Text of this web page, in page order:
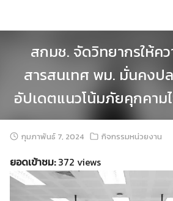
สกมช. จัดวิทยากรให้ค
สารสนเทศ พม. มั่นคงป
อัปเดตแนวโน้มภัยคุกคาม
กุมภาพันธ์ 7, 2024 กิจกรรมหน่วยงาน
ยอดเข้าชม:372 views